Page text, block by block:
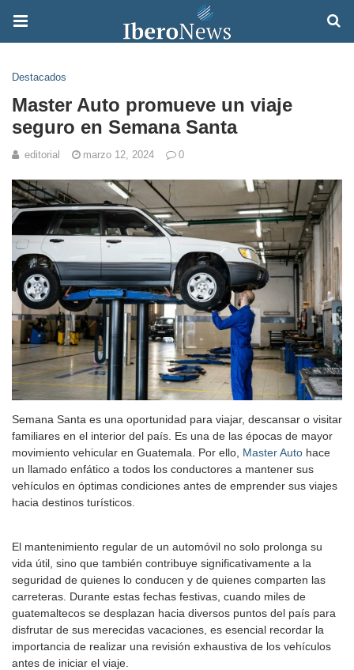
Destacados
Master Auto promueve un viaje
seguro en Semana Santa
editorial marzo 12, 2024 0
Semana Santa es una oportunidad para viajar, descansar o visitar
familiares en el interior del país. Es una de las épocas de mayor
movimiento vehicular en Guatemala. Por ello, Master Auto hace
un llamado enfático a todos los conductores a mantener sus
vehículos en óptimas condiciones antes de emprender sus viajes
hacia destinos turísticos.
El mantenimiento regular de un automóvil no solo prolonga su
vida útil, sino que también contribuye significativamente a la
seguridad de quienes lo conducen y de quienes comparten las
carreteras. Durante estas fechas festivas, cuando miles de
guatemaltecos se desplazan hacia diversos puntos del país para
disfrutar de sus merecidas vacaciones, es esencial recordar la
importancia de realizar una revisión exhaustiva de los vehículos
antes de iniciar el viaje.